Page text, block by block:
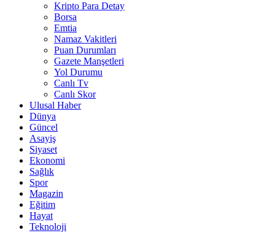
Kripto Para Detay
Borsa
Emtia
Namaz Vakitleri
Puan Durumları
Gazete Manşetleri
Yol Durumu
Canlı Tv
Canlı Skor
Ulusal Haber
Dünya
Güncel
Asayiş
Siyaset
Ekonomi
Sağlık
Spor
Magazin
Eğitim
Hayat
Teknoloji